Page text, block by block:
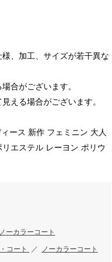
、加工、サイズが若干異な
合がございます。
える場合がございます。
ース 新作 フェミニン 大人
エステル レーヨン ポリウ
ノーカラーコート
コート ／
ノーカラーコート